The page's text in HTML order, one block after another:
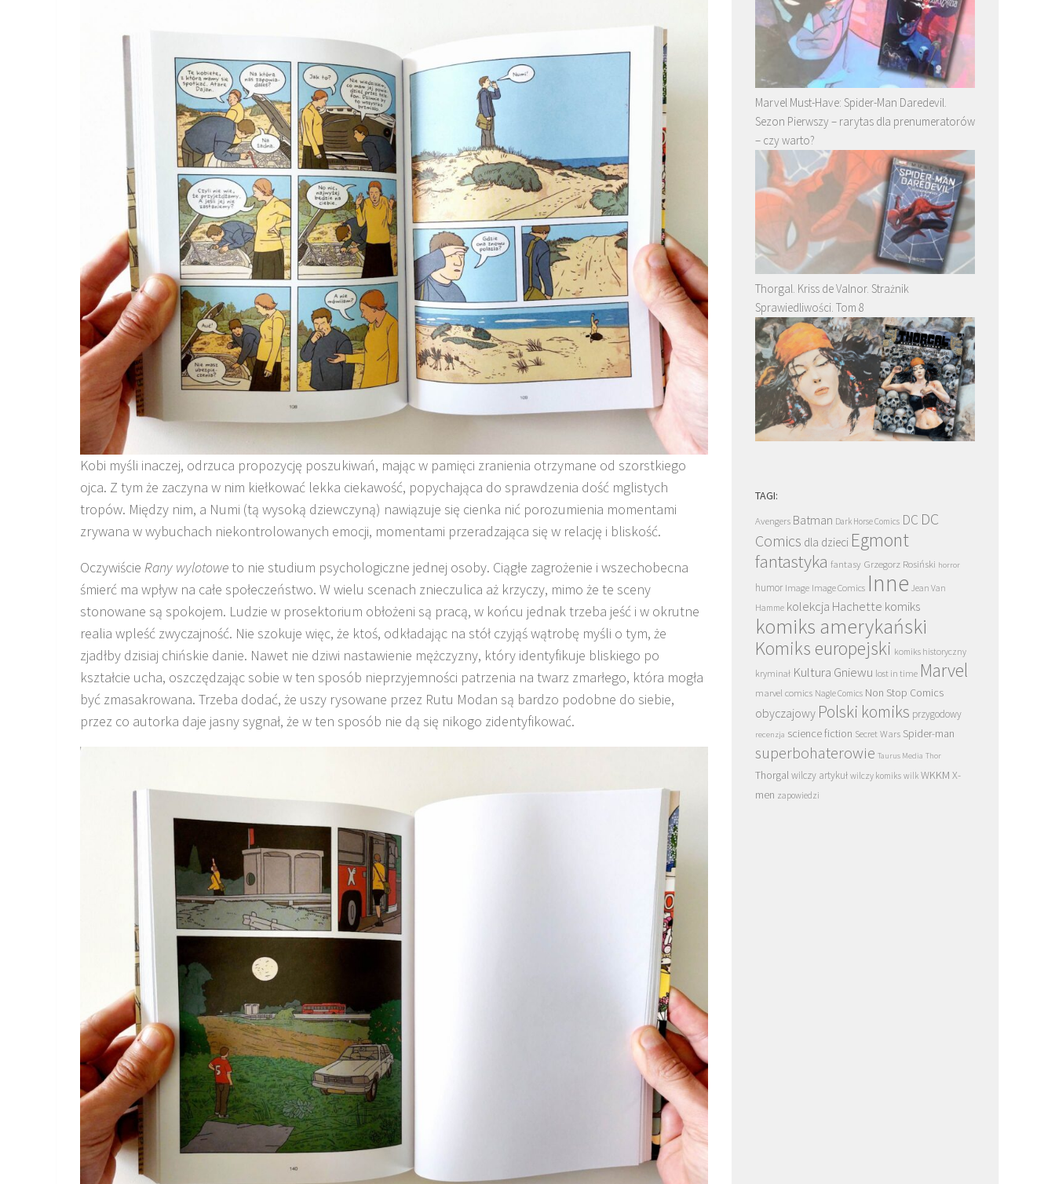
Kobi myśli inaczej, odrzuca propozycję poszukiwań, mając w pamięci zranienia otrzymane od szorstkiego
ojca. Z tym że zaczyna w nim kiełkować lekka ciekawość, popychająca do sprawdzenia dość mglistych
tropów. Między nim, a Numi (tą wysoką dziewczyną) nawiązuje się cienka nić porozumienia momentami
zrywana w wybuchach niekontrolowanych emocji, momentami przeradzająca się w relację i bliskość.
Oczywiście Rany wylotoweto nie studium psychologiczne jednej osoby. Ciągłe zagrożenie i wszechobecna
śmierć ma wpływ na całe społeczeństwo. W wielu scenach znieczulica aż krzyczy, mimo że te sceny
stonowane są spokojem. Ludzie w prosektorium obłożeni są pracą, w końcu jednak trzeba jeść i w okrutne
realia wpleść zwyczajność. Nie szokuje więc, że ktoś, odkładając na stół czyjąś wątrobę myśli o tym, że
zjadłby dzisiaj chińskie danie. Nawet nie dziwi nastawienie mężczyzny, który identyfikuje bliskiego po
kształcie ucha, oszczędzając sobie w ten sposób nieprzyjemności patrzenia na twarz zmarłego, która mogła
być zmasakrowana. Trzeba dodać, że uszy rysowane przez Rutu Modan są bardzo podobne do siebie,
przez co autorka daje jasny sygnał, że w ten sposób nie dą się nikogo zidentyfikować.
Marvel Must-Have: Spider-Man Daredevil.
Sezon Pierwszy – rarytas dla prenumeratorów
– czy warto?
Thorgal. Kriss de Valnor. Strażnik
Sprawiedliwości. Tom 8
TAGI:
Avengers Batman Dark Horse Comics DC DC
Comics dla dzieci Egmont
fantastyka fantasy Grzegorz Rosiński horror
humor Image Image Comics Inne Jean Van
Hamme kolekcja Hachette komiks
komiks amerykański
Komiks europejski komiks historyczny
kryminał Kultura Gniewu lost in time Marvel
marvel comics Nagle Comics Non Stop Comics
obyczajowy Polski komiks przygodowy
recenzja science fiction Secret Wars Spider-man
superbohaterowie Taurus Media Thor
Thorgalwilczy artykuł wilczy komiks wilk WKKM X-
men zapowiedzi